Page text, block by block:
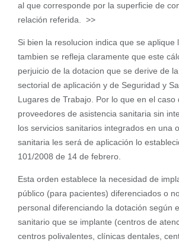
al que corresponde por la superficie de
relación referida. >>
Si bien la resolucion indica que se aplique
tambien se refleja claramente que este
perjuicio de la dotacion que se derive de
sectorial de aplicación y de Seguridad y
Lugares de Trabajo. Por lo que en el caso
proveedores de asistencia sanitaria sin
los servicios sanitarios integrados en una
sanitaria les será de aplicación lo
101/2008 de 14 de febrero.
Esta orden establece la necesidad de
público (para pacientes) diferenciados o
personal diferenciando la dotación según
sanitario que se implante (centros de
centros polivalentes, clínicas dentales,